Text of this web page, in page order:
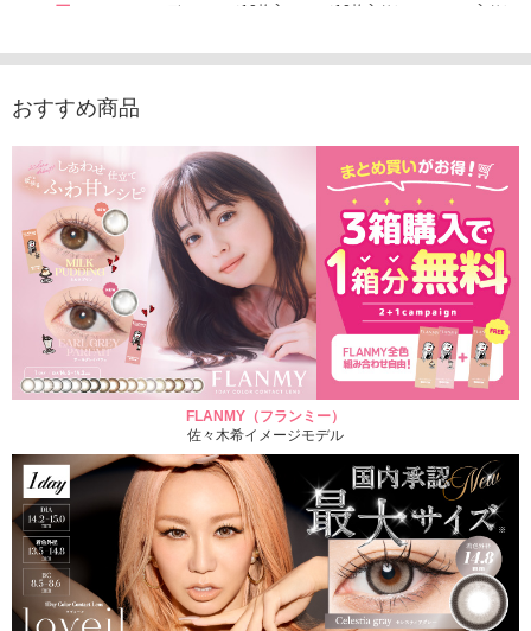
1,760円
デュース （10枚入
1,760円(税込)
（10枚入り）
入り）
おすすめ商品
FLANMY（フランミー）
佐々木希イメージモデル